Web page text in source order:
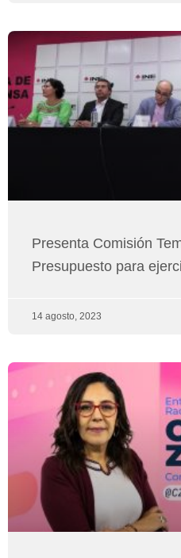
Presenta Comisión
Presupuesto para
14 agosto, 2023